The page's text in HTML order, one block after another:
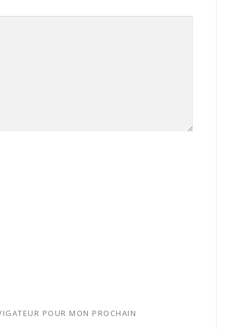
POUR MON PROCHAIN